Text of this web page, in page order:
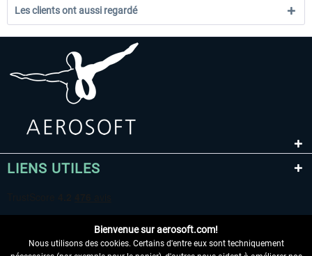
Les clients ont aussi regardé
LIENS UTILES
Bienvenue sur aerosoft.com!
Nous utilisons des cookies. Certains d'entre eux sont techniquement